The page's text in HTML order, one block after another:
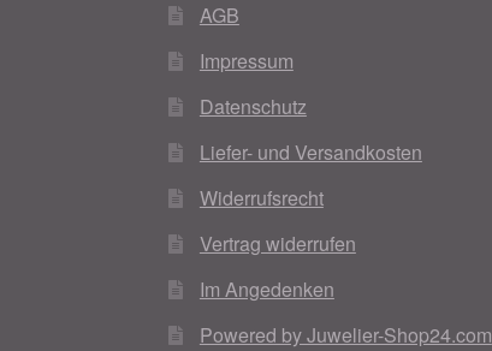
AGB
Impressum
Datenschutz
Liefer- und Versandkosten
Widerrufsrecht
Vertrag widerrufen
Im Angedenken
Powered by Juwelier-Shop24.com